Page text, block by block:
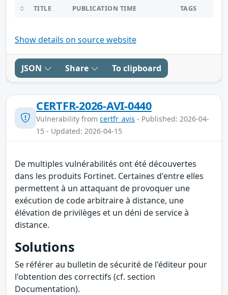
TITLE PUBLICATION TIME TAGS
Show details on source website
JSON Share To clipboard
CERTFR-2026-AVI-0440
Vulnerability from certfr_avis - Published: 2026-04-
15 - Updated: 2026-04-15
De multiples vulnérabilités ont été découvertes
dans les produits Fortinet. Certaines d'entre elles
permettent à un attaquant de provoquer une
exécution de code arbitraire à distance, une
élévation de privilèges et un déni de service à
distance.
Solutions
Se référer au bulletin de sécurité de l'éditeur pour
l'obtention des correctifs (cf. section
Documentation).